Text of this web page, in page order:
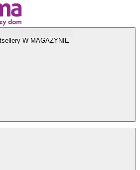
W MAGAZYNIE